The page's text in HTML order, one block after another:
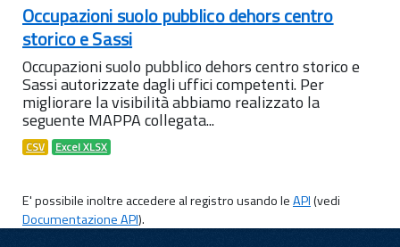
Occupazioni suolo pubblico dehors centro
storico e Sassi
Occupazioni suolo pubblico dehors centro storico e
Sassi autorizzate dagli uffici competenti. Per
migliorare la visibilità abbiamo realizzato la
seguente MAPPA collegata...
CSV Excel XLSX
E' possibile inoltre accedere al registro usando leAPI(vedi
Documentazione API).